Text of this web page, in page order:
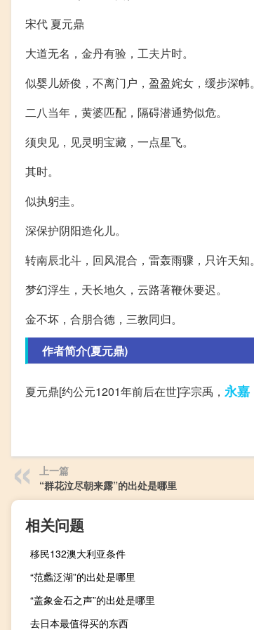
宋代 夏元鼎
大道无名，金丹有验，工夫片时。
似婴儿娇俊，不离门户，盈盈姹女，缓步深帏。
二八当年，黄婆匹配，隔碍潜通势似危。
须臾见，见灵明宝藏，一点星飞。
其时。
似执躬圭。
深保护阴阳造化儿。
转南辰北斗，回风混合，雷轰雨骤，只许天知。
梦幻浮生，天长地久，云路著鞭休要迟。
金不坏，合朋合德，三教同归。
作者简介(夏元鼎)
夏元鼎[约公元1201年前后在世]字宗禹， 永嘉
上一篇
“群花泣尽朝来露”的出处是哪里
相关问题
移民132澳大利亚条件
“范蠡泛湖”的出处是哪里
“盖象金石之声”的出处是哪里
去日本最值得买的东西